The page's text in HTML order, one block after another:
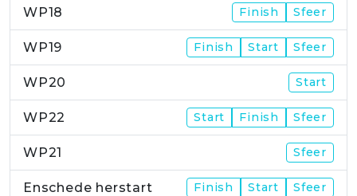
WP18 Finish Sfeer
WP19 Finish Start Sfeer
WP20 Start
WP22 Start Finish Sfeer
WP21 Sfeer
Enschede herstart Finish Start Sfeer